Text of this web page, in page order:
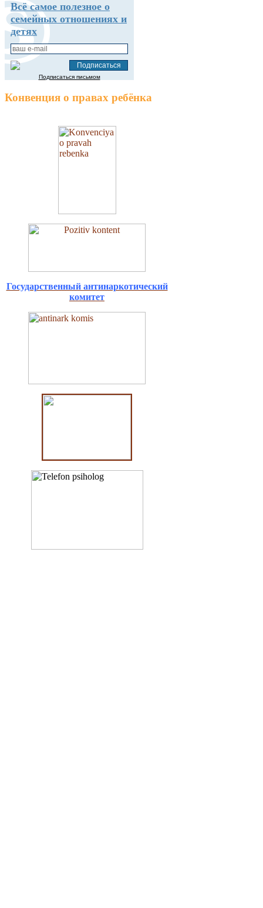
Всё самое полезное о
семейных отношениях и
детях
Подписаться письмом
Конвенция о правах ребёнка
Государственный антинаркотический
комитет